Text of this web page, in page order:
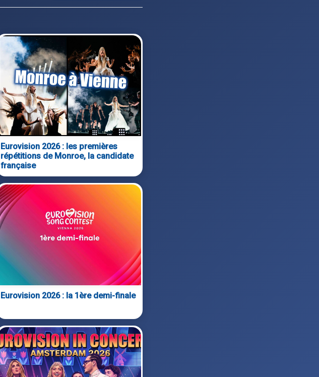
Eurovision 2026 : les premières
répétitions de Monroe, la candidate
française
Eurovision 2026 : la 1ère demi-finale